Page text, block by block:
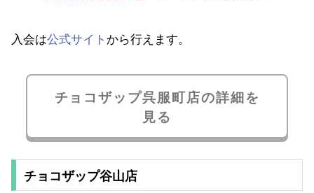
入会は公式サイト から行えます。
チョコザップ呉服町店の詳細を
見る
チョコザップ谷山店